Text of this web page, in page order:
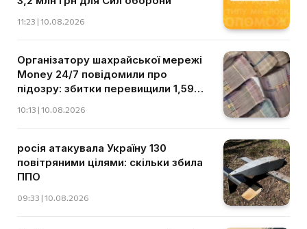
11:23 | 10.08.2026
Організатору шахрайської мережі
Money 24/7 повідомили про
підозру: збитки перевищили 1,59
10:13 | 10.08.2026
росія атакувала Україну 130
повітряними цілями: скільки збила
ППО
09:33 | 10.08.2026